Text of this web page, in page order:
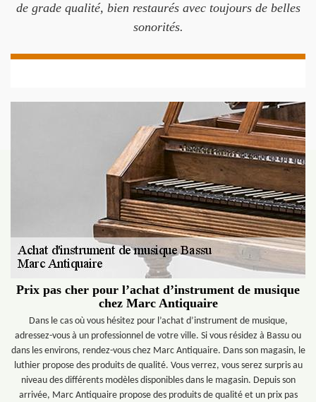
de grade qualité, bien restaurés avec toujours de belles
sonorités.
Prix pas cher pour l’achat d’instrument de musique
chez Marc Antiquaire
Dans le cas où vous hésitez pour l’achat d’instrument de musique,
adressez-vous à un professionnel de votre ville. Si vous résidez à Bassu ou
dans les environs, rendez-vous chez Marc Antiquaire. Dans son magasin, le
luthier propose des produits de qualité. Vous verrez, vous serez surpris au
niveau des différents modèles disponibles dans le magasin. Depuis son
arrivée, Marc Antiquaire propose des produits de qualité et un prix pas